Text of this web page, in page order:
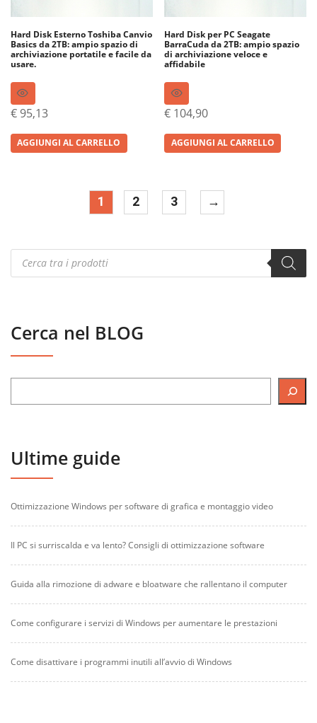
Hard Disk Esterno Toshiba Canvio
Basics da 2TB: ampio spazio di
archiviazione portatile e facile da
usare.
€ 95,13
AGGIUNGI AL CARRELLO
Hard Disk per PC Seagate
BarraCuda da 2TB: ampio spazio
di archiviazione veloce e
affidabile
€ 104,90
AGGIUNGI AL CARRELLO
1 2 3 →
Products
search
Cerca nel BLOG
Ultime guide
Ottimizzazione Windows per software di grafica e montaggio video
Il PC si surriscalda e va lento? Consigli di ottimizzazione software
Guida alla rimozione di adware e bloatware che rallentano il computer
Come configurare i servizi di Windows per aumentare le prestazioni
Come disattivare i programmi inutili all’avvio di Windows